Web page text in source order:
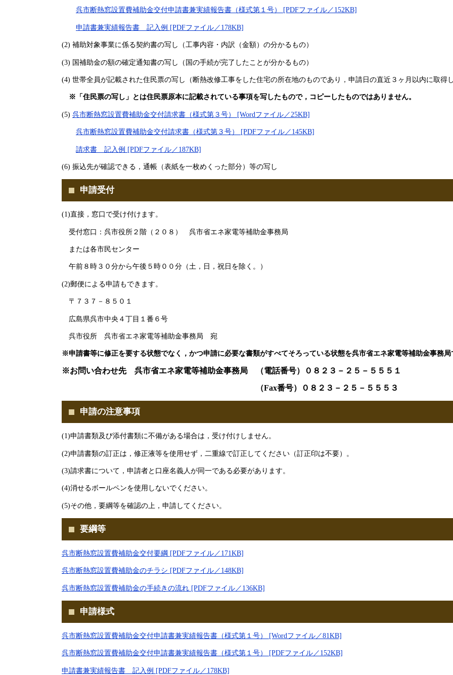
呉市断熱窓設置費補助金交付申請書兼実績報告書（様式第１号） [PDFファイル／152KB]
申請書兼実績報告書 記入例 [PDFファイル／178KB]
(2) 補助対象事業に係る契約書の写し（工事内容・内訳（金額）の分かるもの）
(3) 国補助金の額の確定通知書の写し（国の手続が完了したことが分かるもの）
(4) 世帯全員が記載された住民票の写し（断熱改修工事をした住宅の所在地のものであり，申請日の直近３ヶ月以内に取得し
※「住民票の写し」とは住民票原本に記載されている事項を写したもので，コピーしたものではありません。
(5) ​ 呉市断熱窓設置費補助金交付請求書（様式第３号） [Wordファイル／25KB]
呉市断熱窓設置費補助金交付請求書（様式第３号） [PDFファイル／145KB]
請求書 記入例 [PDFファイル／187KB]
(6) 振込先が確認できる，通帳（表紙を一枚めくった部分）等の写し
申請受付
(1)直接，窓口で受け付けます。
受付窓口：呉市役所２階（２０８） 呉市省エネ家電等補助金事務局
または各市民センター
午前８時３０分から午後５時００分（土，日，祝日を除く。）
(2)郵便による申請もできます。
〒７３７－８５０１
広島県呉市中央４丁目１番６号
呉市役所 呉市省エネ家電等補助金事務局 宛
※申請書等に修正を要する状態でなく，かつ申請に必要な書類がすべてそろっている状態を呉市省エネ家電等補助金事務局​
※お問い合わせ先 呉市省エネ家電等補助金事務局 （電話番号）０８２３－２５－５５５１
（Fax番号）０８２３－２５－５５５３
申請の注意事項
(1)申請書類及び添付書類に不備がある場合は，受け付けしません。
(2)申請書類の訂正は，修正液等を使用せず，二重線で訂正してください（訂正印は不要）。
(3)請求書について，申請者と口座名義人が同一である必要があります。
(4)消せるボールペンを使用しないでください。
(5)その他，要綱等を確認の上，申請してください。
要綱等
呉市断熱窓設置費補助金交付要綱 [PDFファイル／171KB]
呉市断熱窓設置費補助金のチラシ [PDFファイル／148KB]
呉市断熱窓設置費補助金の手続きの流れ [PDFファイル／136KB]
申請様式
呉市断熱窓設置費補助金交付申請書兼実績報告書（様式第１号） [Wordファイル／81KB]
呉市断熱窓設置費補助金交付申請書兼実績報告書（様式第１号） [PDFファイル／152KB]
申請書兼実績報告書 記入例 [PDFファイル／178KB]